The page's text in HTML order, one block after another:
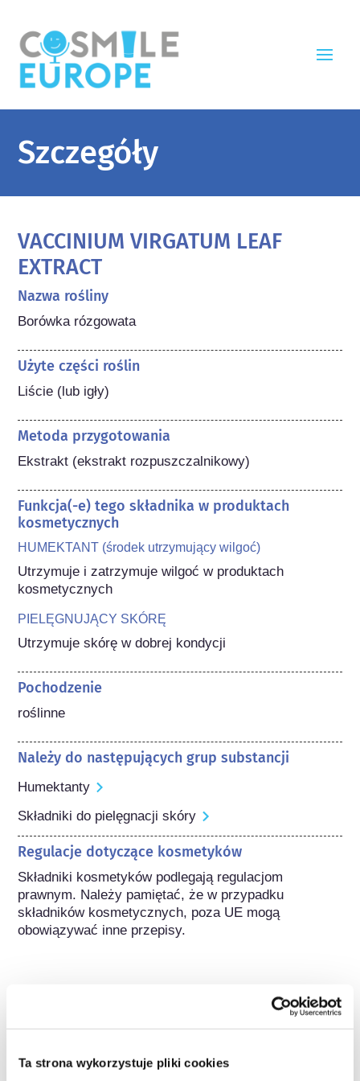
Ta strona wykorzystuje pliki cookies
Szczegóły
VACCINIUM VIRGATUM LEAF
EXTRACT
Nazwa rośliny
Borówka rózgowata
Użyte części roślin
Liście (lub igły)
Metoda przygotowania
Ekstrakt (ekstrakt rozpuszczalnikowy)
Funkcja(-e) tego składnika w produktach
kosmetycznych
HUMEKTANT (środek utrzymujący wilgoć)
Utrzymuje i zatrzymuje wilgoć w produktach
kosmetycznych
PIELĘGNUJĄCY SKÓRĘ
Utrzymuje skórę w dobrej kondycji
Pochodzenie
roślinne
Należy do następujących grup substancji
Humektanty
Składniki do pielęgnacji skóry
Regulacje dotyczące kosmetyków
Składniki kosmetyków podlegają regulacjom
prawnym. Należy pamiętać, że w przypadku
składników kosmetycznych, poza UE mogą
obowiązywać inne przepisy.
Poznaj swoje kosmetyki
W jaki sposób zapewnia się